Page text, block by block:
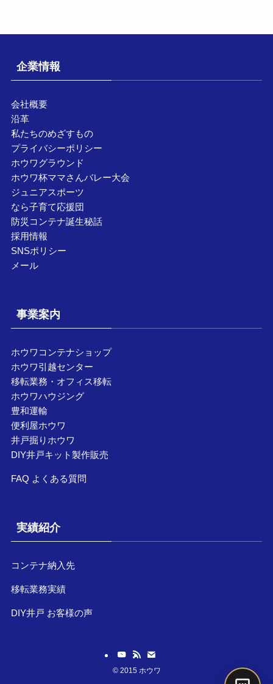
企業情報
会社概要
沿革
私たちのめざすもの
プライバシーポリシー
ホウワグラウンド
ホウワ杯ママさんバレー大会
ジュニアスポーツ
なら子育て応援団
防災コンテナ誕生秘話
採用情報
SNSポリシー
メール
事業案内
ホウワコンテナショップ
ホウワ引越センター
移転業務・オフィス移転
ホウワハウジング
豊和運輸
便利屋ホウワ
井戸掘りホウワ
DIY井戸キット製作販売
FAQ よくある質問
実績紹介
コンテナ納入先
移転業務実績
DIY井戸 お客様の声
©2015 ホウワ